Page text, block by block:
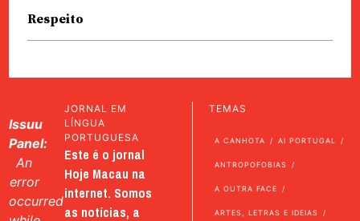
Respeito
Issuu
Panel:
An
error
occurred
JORNAL EM
LÍNGUA
PORTUGUESA
Este é o jornal
Hoje Macau na
internet. Somos
as notícias, a
TEMAS
A CANHOTA AI PORTUGAL
ANTROPOFOBIAS
A OUTRA FACE
ARTES, LETRAS E IDEIAS